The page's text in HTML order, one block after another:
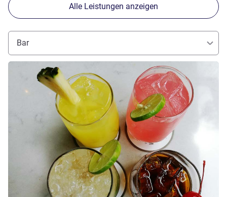
Alle Leistungen anzeigen
Bar
Details ansehen